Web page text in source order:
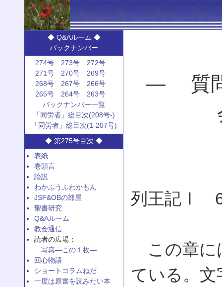
◆ Q&Aルーム ◆
バックナンバー
274号
273号
272号
271号
270号
269号
268号
267号
266号
265号
264号
263号
バックナンバー一覧
「同労者」総目次(208号-)
「同労者」総目次(1-207号)
◆ 第275号目次 ◆
表紙
巻頭言
論説
わかふうふわかもん
JSF&OBの部屋
聖書研究
Q&Aルーム
教会通信
読者の広場：
写真—この１枚—
回心物語
ショートコラムねだ
一度は原書を読みたい本
— 質問
列王記Ⅰ
この章に
ている。